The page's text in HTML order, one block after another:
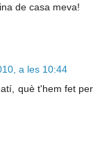
de casa meva!
a les 10:44
què t'hem fet per